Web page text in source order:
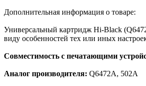
Дополнительная информация о товаре:
Универсальный картридж Hi-Black
виду особенностей тех или иных
Совместимость с печатающими
Аналог производителя: Q6472A, 502A